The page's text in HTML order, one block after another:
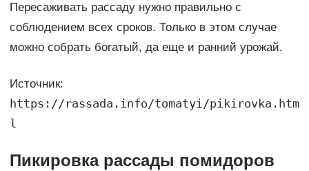
Пересаживать рассаду нужно правильно с
соблюдением всех сроков. Только в этом случае
можно собрать богатый, да еще и ранний урожай.
Источник:
https://rassada.info/tomatyi/pikirovka.htm
l
Пикировка рассады помидоров